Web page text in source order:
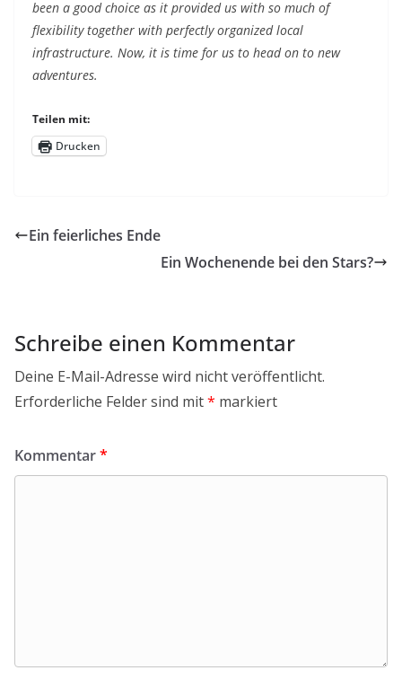
been a good choice as it provided us with so much of
flexibility together with perfectly organized local
infrastructure. Now, it is time for us to head on to new
adventures.
Teilen mit:
Drucken
Ein feierliches Ende
Ein Wochenende bei den Stars?
Schreibe einen Kommentar
Deine E-Mail-Adresse wird nicht veröffentlicht.
Erforderliche Felder sind mit* markiert
Kommentar*